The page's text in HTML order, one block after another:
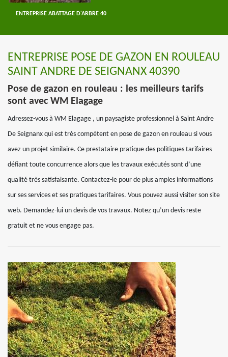
ENTREPRISE ABATTAGE D'ARBRE 40
ENTREPRISE POSE DE GAZON EN ROULEAU
SAINT ANDRE DE SEIGNANX 40390
Pose de gazon en rouleau : les meilleurs tarifs
sont avec WM Elagage
Adressez-vous à WM Elagage , un paysagiste professionnel à Saint Andre
De Seignanx qui est très compétent en pose de gazon en rouleau si vous
avez un projet similaire. Ce prestataire pratique des politiques tarifaires
défiant toute concurrence alors que les travaux exécutés sont d’une
qualité très satisfaisante. Contactez-le pour de plus amples informations
sur ses services et ses pratiques tarifaires. Vous pouvez aussi visiter son site
web. Demandez-lui un devis de vos travaux. Notez qu’un devis reste
gratuit et ne vous engage pas.